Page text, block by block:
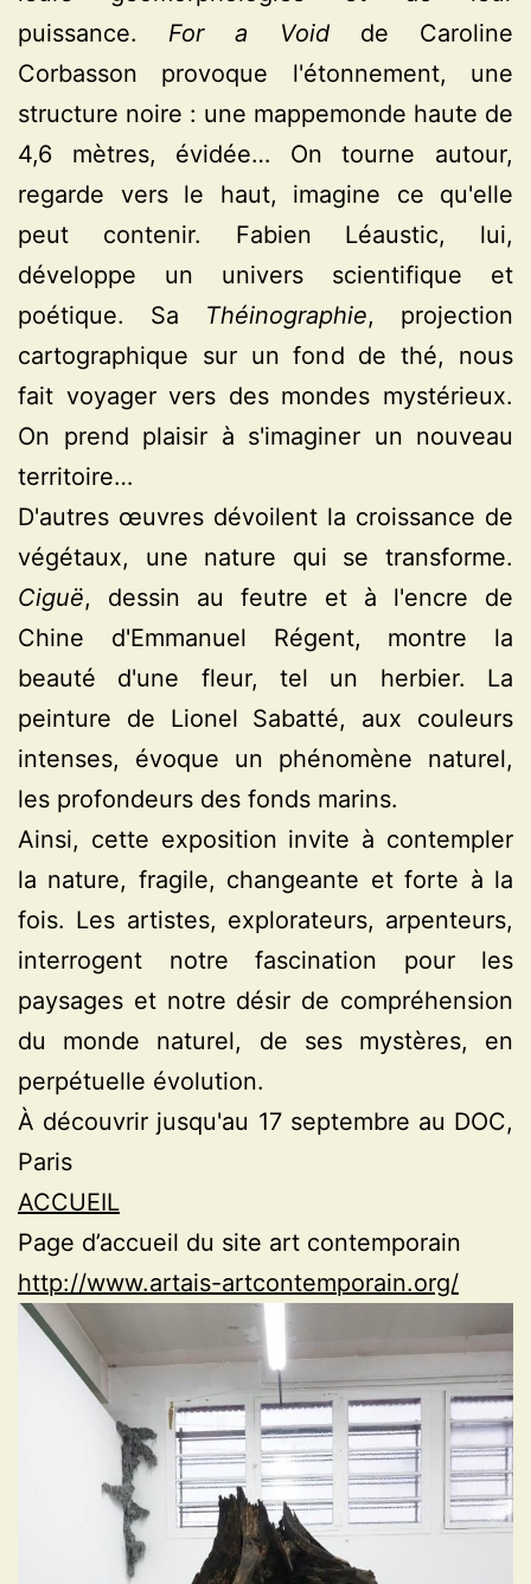
puissance. For a Voidde Caroline
Corbasson provoque l'étonnement, une
structure noire : une mappemonde haute de
4,6 mètres, évidée… On tourne autour,
regarde vers le haut, imagine ce qu'elle
peut contenir. Fabien Léaustic, lui,
développe un univers scientifique et
poétique. Sa Théinographie, projection
cartographique sur un fond de thé, nous
fait voyager vers des mondes mystérieux.
On prend plaisir à s'imaginer un nouveau
territoire…
D'autres œuvres dévoilent la croissance de
végétaux, une nature qui se transforme.
Ciguë, dessin au feutre et à l'encre de
Chine d'Emmanuel Régent, montre la
beauté d'une fleur, tel un herbier. La
peinture de Lionel Sabatté, aux couleurs
intenses, évoque un phénomène naturel,
les profondeurs des fonds marins.
Ainsi, cette exposition invite à contempler
la nature, fragile, changeante et forte à la
fois. Les artistes, explorateurs, arpenteurs,
interrogent notre fascination pour les
paysages et notre désir de compréhension
du monde naturel, de ses mystères, en
perpétuelle évolution.
À découvrir jusqu'au 17 septembre au DOC,
Paris
ACCUEIL
Page d’accueil du site art contemporain
http://www.artais-artcontemporain.org/